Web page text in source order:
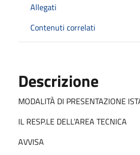
Allegati
Contenuti correlati
Descrizione
MODALITÀ DI PRESENTAZIONE
IL RESP.LE DELL’AREA TECNICA
AVVISA